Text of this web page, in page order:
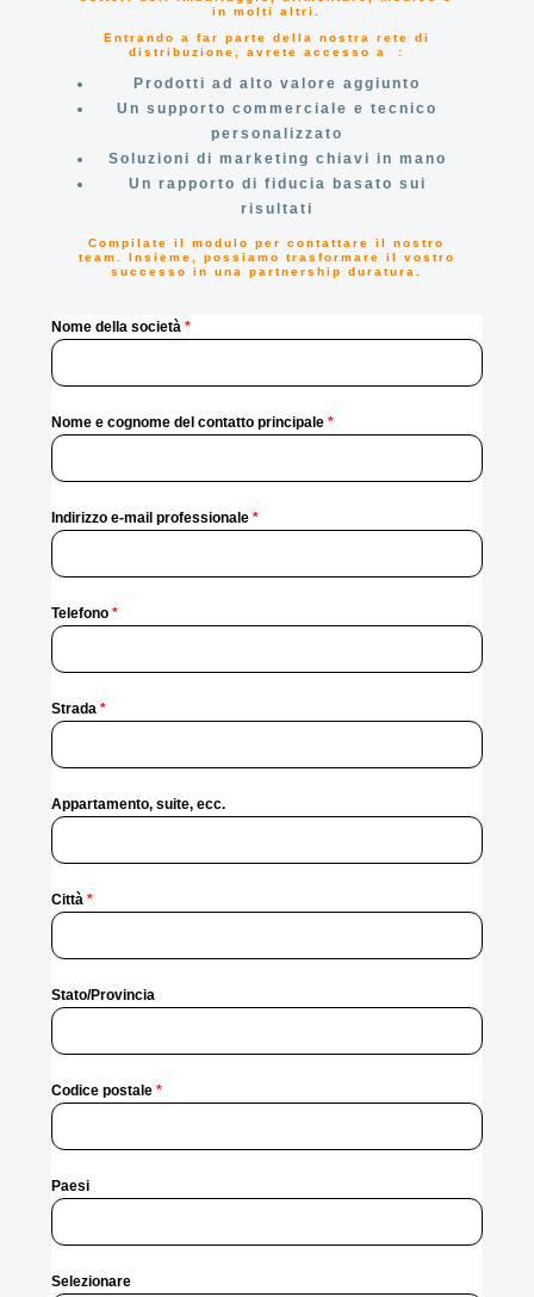
in molti altri.
Entrando a far parte della nostra rete di
distribuzione, avrete accesso a :
Prodotti ad alto valore aggiunto
Un supporto commerciale e tecnico
personalizzato
Soluzioni di marketing chiavi in mano
Un rapporto di fiducia basato sui
risultati
Compilate il modulo per contattare il nostro
team. Insieme, possiamo trasformare il vostro
successo in una partnership duratura.
Nome della società *
Nome e cognome del contatto principale *
Indirizzo e-mail professionale *
Telefono *
Strada *
Appartamento, suite, ecc.
Città *
Stato/Provincia
Codice postale *
Paesi
Selezionare